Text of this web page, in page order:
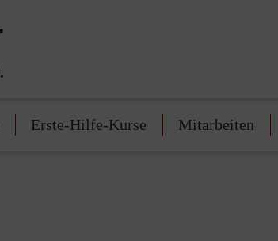
Erste-Hilfe-Kurse Mitarbeiten